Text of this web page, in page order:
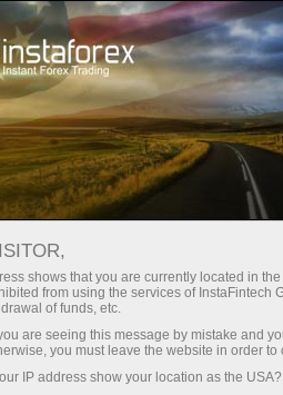
Untuk Pedagang
Syarat
Solana
76.11 (%) 08 Aug 2026
shows that you are currently located in
from using the services of InstaFintech
of funds, etc.
are seeing this message by mistake and
you must leave the website in order
IP address show your location as the USA?